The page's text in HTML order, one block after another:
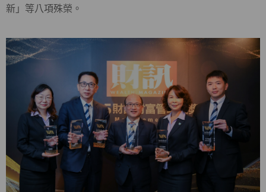
新」等八項殊榮。